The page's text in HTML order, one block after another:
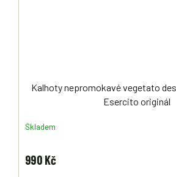
Kalhoty nepromokavé vegetato
Esercito originál
Skladem
990 Kč